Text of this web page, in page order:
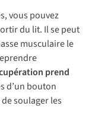
vous pouvez
du lit. Il se peut
musculaire le
prend
d’un bouton
soulager les